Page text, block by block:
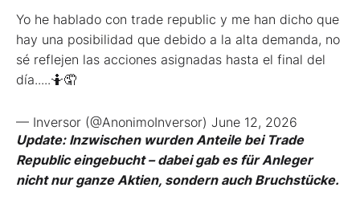
Yo he hablado con trade republic y me han dicho que
hay una posibilidad que debido a la alta demanda, no
sé reflejen las acciones asignadas hasta el final del
día.....🤷🤦
— Inversor (@AnonimoInversor) June 12, 2026
Update: Inzwischen wurden Anteile bei Trade
Republic eingebucht – dabei gab es für Anleger
nicht nur ganze Aktien, sondern auch Bruchstücke.